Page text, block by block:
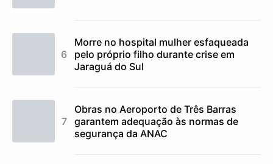
Morre no hospital mulher esfaqueada
pelo próprio filho durante crise em
Jaraguá do Sul
Obras no Aeroporto de Três Barras
garantem adequação às normas de
segurança da ANAC